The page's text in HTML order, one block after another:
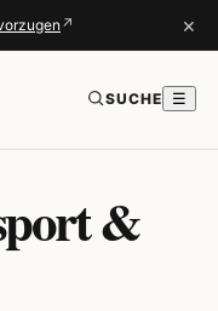
↗ ×
SUCHE ☰
&